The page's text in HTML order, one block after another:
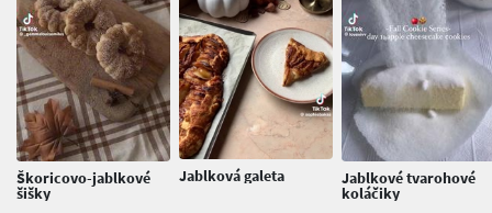
Škoricovo-jablkové
šišky
Jablková galeta Jablkové tvarohové
koláčiky